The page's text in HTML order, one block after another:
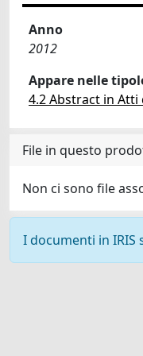
Anno
2012
Appare nelle
4.2 Abstract in Atti
File in questo
Non ci sono file
I documenti in